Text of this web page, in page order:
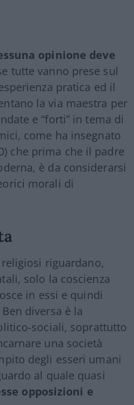
opinione deve
tutte vanno prese sul
pratica ed il
la via maestra per
e “forti” in tema di
come ha insegnato
che prima che il padre
è da considerarsi
morali di
riguardano,
solo la coscienza
in essi e quindi
diversa è la
sociali, soprattutto
una società
degli esseri umani
al quale quasi
opposizioni e